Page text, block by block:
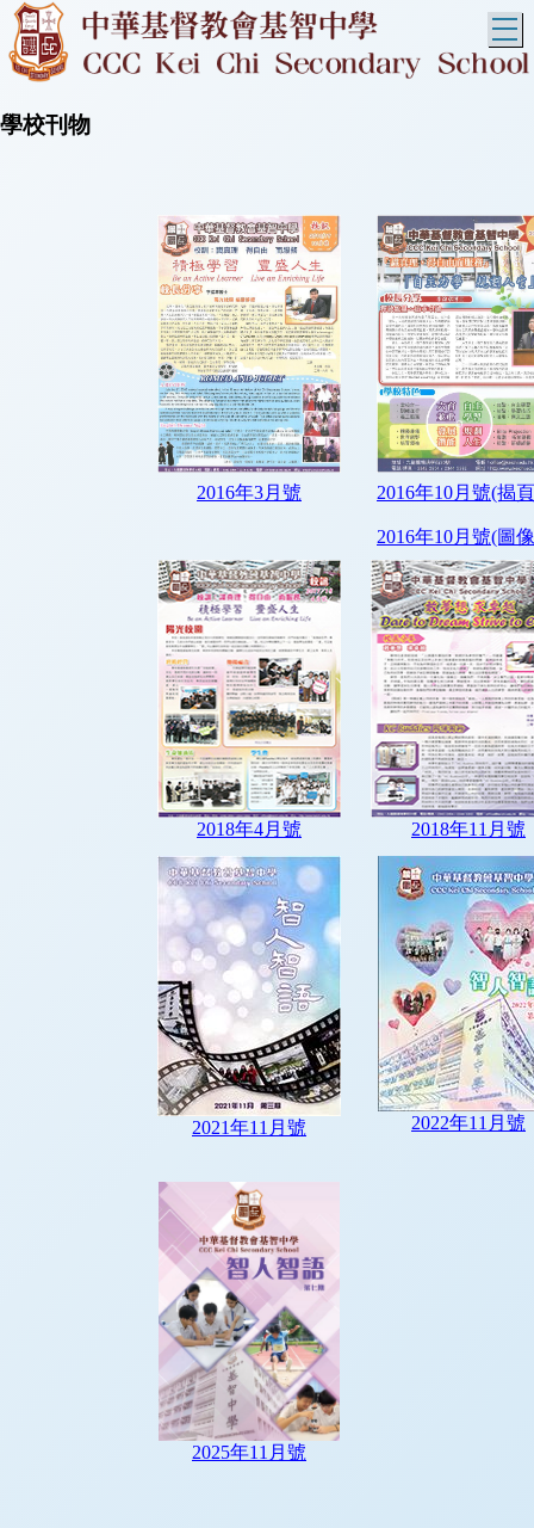
學校刊物